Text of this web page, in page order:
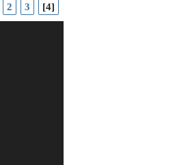
2 3 [4]